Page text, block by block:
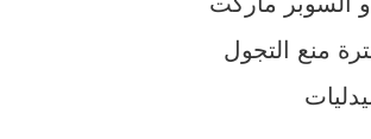
منع التجول